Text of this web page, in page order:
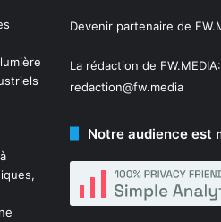
Devenir partenaire de
La rédaction de FW.MEDIA:
redaction@fw.media
Notre audience est